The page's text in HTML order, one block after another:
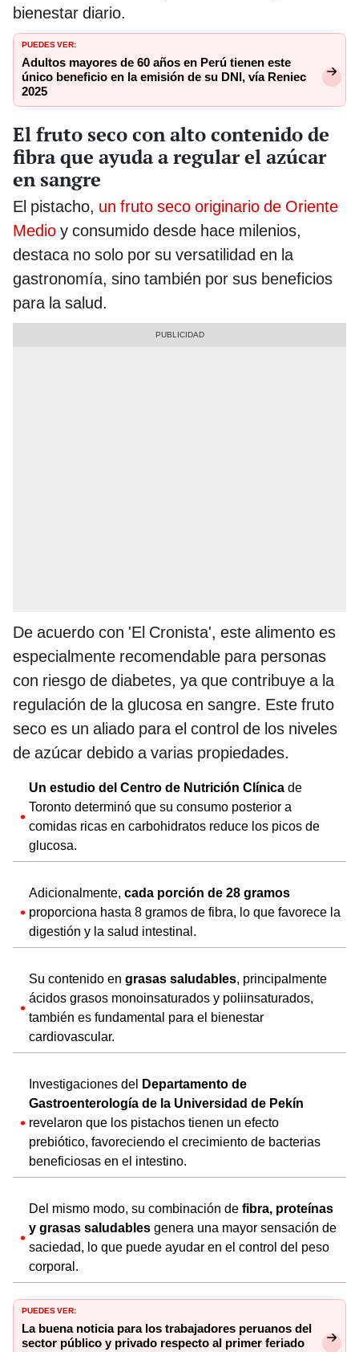
bienestar diario.
PUEDES VER:
Adultos mayores de 60 años en Perú tienen este
único beneficio en la emisión de su DNI, vía Reniec
2025
El fruto seco con alto contenido de
fibra que ayuda a regular el azúcar
en sangre
El pistacho, un fruto seco originario de Oriente
Medio y consumido desde hace milenios,
destaca no solo por su versatilidad en la
gastronomía, sino también por sus beneficios
para la salud.
De acuerdo con 'El Cronista', este alimento es
especialmente recomendable para personas
con riesgo de diabetes, ya que contribuye a la
regulación de la glucosa en sangre. Este fruto
seco es un aliado para el control de los niveles
de azúcar debido a varias propiedades.
Un estudio del Centro de Nutrición Clínica de
Toronto determinó que su consumo posterior a
comidas ricas en carbohidratos reduce los picos de
glucosa.
Adicionalmente, cada porción de 28 gramos
proporciona hasta 8 gramos de fibra, lo que favorece la
digestión y la salud intestinal.
Su contenido en grasas saludables, principalmente
ácidos grasos monoinsaturados y poliinsaturados,
también es fundamental para el bienestar
cardiovascular.
Investigaciones del Departamento de
Gastroenterología de la Universidad de Pekín
revelaron que los pistachos tienen un efecto
prebiótico, favoreciendo el crecimiento de bacterias
beneficiosas en el intestino.
Del mismo modo, su combinación de fibra, proteínas
y grasas saludables genera una mayor sensación de
saciedad, lo que puede ayudar en el control del peso
corporal.
PUEDES VER:
La buena noticia para los trabajadores peruanos del
sector público y privado respecto al primer feriado